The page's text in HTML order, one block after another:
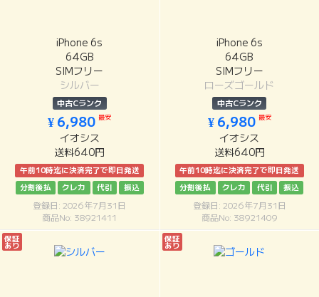
iPhone 6s
64GB
SIMフリー
シルバー
中古Cランク
¥ 6,980最安
イオシス
送料640円
午前10時迄に決済完了で即日発送
分割後払
クレカ 代引 振込
登録日: 2026年7月31日
商品No: 38921411
iPhone 6s
64GB
SIMフリー
ローズゴールド
中古Cランク
¥ 6,980 最安
イオシス
送料640円
午前10時迄に決済完了で即日発送
分割後払
クレカ 代引 振込
登録日: 2026年7月31日
商品No: 38921409
保証
あり
保証
あり